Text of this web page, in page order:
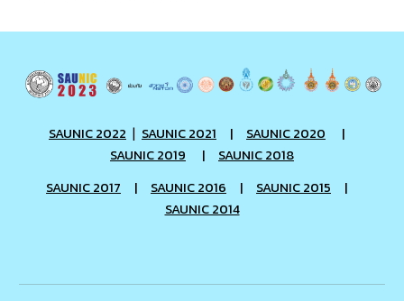
SAUNIC 2022 | SAUNIC 2021 | SAUNIC 2020
|
SAUNIC 2019
| SAUNIC 2018
SAUNIC 2017 | SAUNIC 2016 | SAUNIC 2015 |
SAUNIC 2014